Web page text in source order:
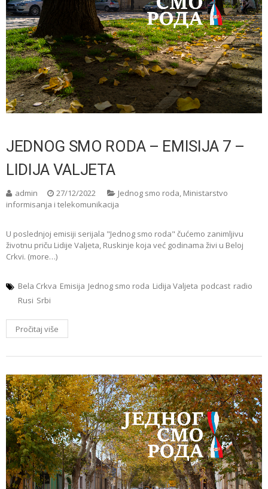
JEDNOG SMO RODA – EMISIJA 7 –
LIDIJA VALJETA
admin 27/12/2022 Jednog smo roda, Ministarstvo
informisanja i telekomunikacija
U poslednjoj emisiji serijala "Jednog smo roda" čućemo zanimljivu
životnu priču Lidije Valjeta, Ruskinje koja već godinama živi u Beloj
Crkvi. (more…)
Bela Crkva Emisija Jednog smo roda Lidija Valjeta podcast radio
Rusi Srbi
Pročitaj više